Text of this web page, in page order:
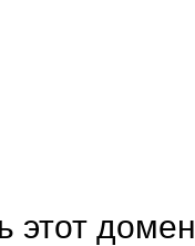
этот домен